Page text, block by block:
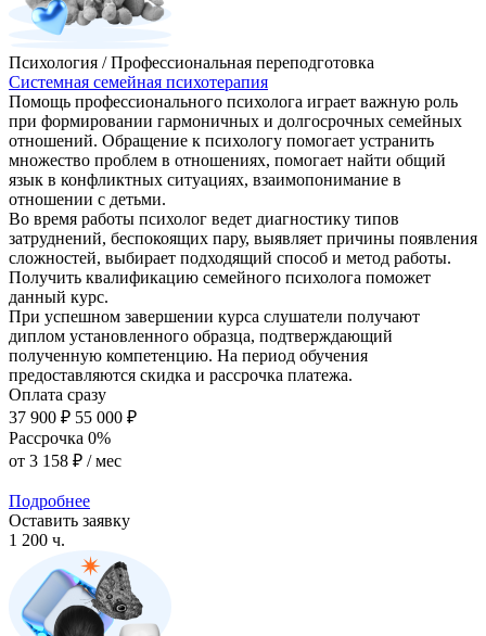
Психология / Профессиональная переподготовка
Системная семейная психотерапия
Помощь профессионального психолога играет важную роль
при формировании гармоничных и долгосрочных семейных
отношений. Обращение к психологу помогает устранить
множество проблем в отношениях, помогает найти общий
язык в конфликтных ситуациях, взаимопонимание в
отношении с детьми.
Во время работы психолог ведет диагностику типов
затруднений, беспокоящих пару, выявляет причины появления
сложностей, выбирает подходящий способ и метод работы.
Получить квалификацию семейного психолога поможет
данный курс.
При успешном завершении курса слушатели получают
диплом установленного образца, подтверждающий
полученную компетенцию. На период обучения
предоставляются скидка и рассрочка платежа.
Оплата сразу
37 900 ₽ 55 000 ₽
Рассрочка 0%
от 3 158 ₽ / мес
Подробнее
Оставить заявку
1 200 ч.